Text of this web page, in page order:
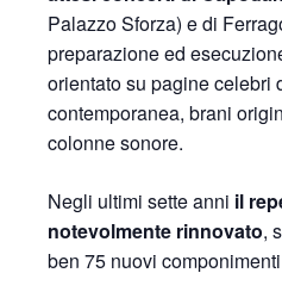
Palazzo Sforza) e di
preparazione ed
orientato su pagine celebri
contemporanea, brani
colonne sonore.
Negli ultimi sette anni il
notevolmente rinnovato,
ben 75 nuovi